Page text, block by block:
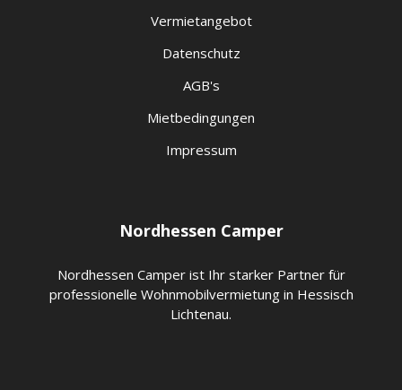
Vermietangebot
Datenschutz
AGB's
Mietbedingungen
Impressum
Nordhessen Camper
Nordhessen Camper ist Ihr starker Partner für
professionelle Wohnmobilvermietung in Hessisch
Lichtenau.